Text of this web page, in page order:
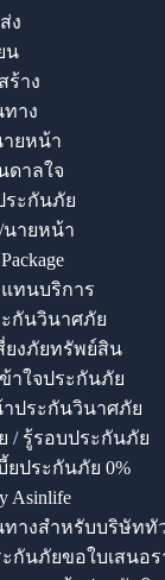
ง
น
ร้าง
ทาง
ยหน้า
ดาลใจ
ระกันภัย
ายหน้า
ทนบริการ
กันวินาศภัย
ยงภัยทรัพย์สิน
าใจประกันภัย
ประกันวินาศภัย
/ รู้รอบประกันภัย
ยประกันภัย 0%
Asinlife
ทางสำหรับบริษัททั
กันภัยขอใบเสนอร